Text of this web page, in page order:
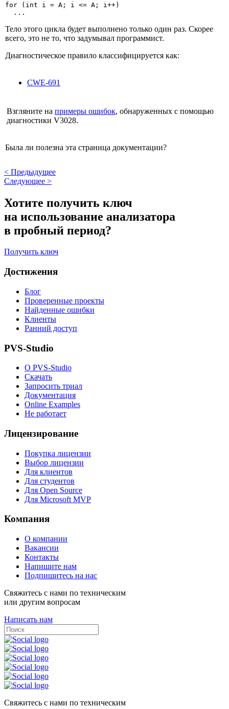
for (int i = A; i <= A; i++)
  ...
Тело этого цикла будет выполнено только один раз. Скорее
всего, это не то, что задумывал программист.
Диагностическое правило классифицируется как:
CWE-691
Взгляните на примеры ошибок, обнаруженных с помощью
диагностики V3028.
Была ли полезна эта страница документации?
< Предыдущее
Следующее >
Хотите получить ключ
на использование анализатора
в пробный период?
Получить ключ
Достижения
Блог
Проверенные проекты
Найденные ошибки
Клиенты
Ранний доступ
PVS-Studio
О PVS-Studio
Скачать
Запросить триал
Документация
Online Examples
Не работает
Лицензирование
Покупка лицензии
Выбор лицензии
Для клиентов
Для студентов
Для Open Source
Для Microsoft MVP
Компания
О компании
Вакансии
Контакты
Напишите нам
Подпишитесь на нас
Свяжитесь с нами по техническим
или другим вопросам
Написать нам
Свяжитесь с нами по техническим